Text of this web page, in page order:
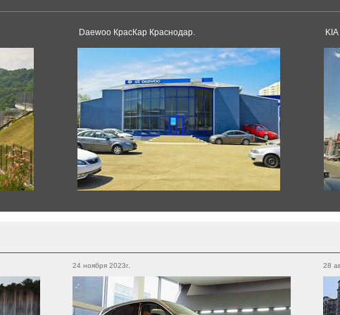
Model 3
Model S
Toyota
Supra
Land Cruiser
Corolla
Avensis
Land Cruiser Prado
RAV4
Yaris
Hilux
Crown
Tacoma
Dacia
Duster
Logan
Sandero
Pagani
Rolls-Royce
Spectre
Daewoo КрасКар Краснодар.
24 ноября 2023г. 28